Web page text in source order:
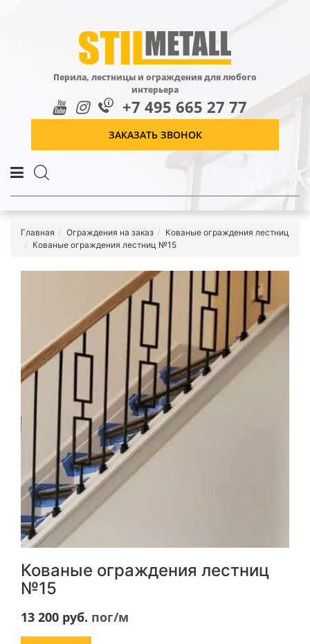
Перила, лестницы и ограждения для любого
интерьера
+7 495 665 27 77
ЗАКАЗАТЬ ЗВОНОК
Главная Ограждения на заказ
Кованые ограждения лестниц
Кованые ограждения лестниц №15
Кованые ограждения лестниц
№15
13 200 руб. пог/м